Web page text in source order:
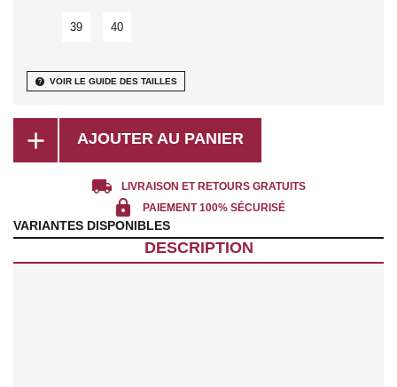
39 40
help VOIR LE GUIDE DES TAILLES
add AJOUTER AU PANIER
local_shipping LIVRAISON ET RETOURS GRATUITS
lock PAIEMENT 100% SÉCURISÉ
VARIANTES DISPONIBLES
DESCRIPTION